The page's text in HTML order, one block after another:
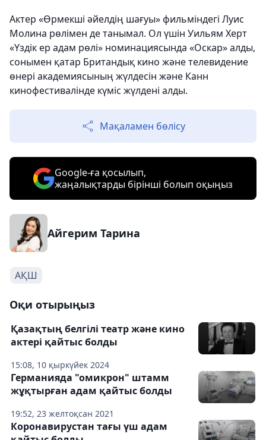
Актер «Өрмекші әйелдің шағуы» фильміндегі Луис
Молина рөлімен де танымал. Ол үшін Уильям Херт
«Үздік ер адам рөлі» номинациясында «Оскар» алды,
сонымен қатар Британдық кино және телевидение
өнері академиясының жүлдесін және Канн
кинофестивалінде күміс жүлдені алды.
Мақаламен бөлісу
Google-ға қосылып,
жаңалықтарды бірінші болып оқыңыз
Айгерим Тарина
АҚШ
Оқи отырыңыз
15:08, 10 қыркүйек 2024
Қазақтың белгілі театр және кино
актері қайтыс болды
19:52, 23 желтоқсан 2021
Германияда "омикрон" штамм
жұқтырған адам қайтыс болды
Коронавирустан тағы үш адам